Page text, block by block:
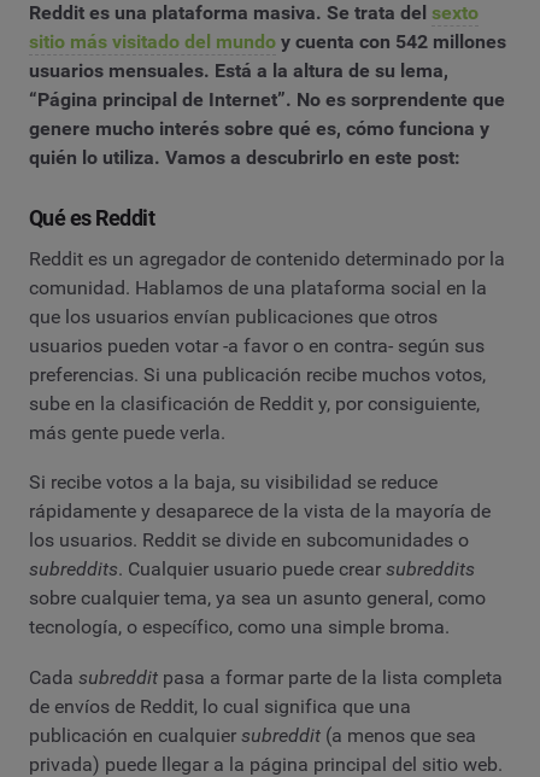
Reddit es una plataforma masiva. Se trata del sexto
sitio más visitado del mundo y cuenta con 542 millones
usuarios mensuales. Está a la altura de su lema,
“Página principal de Internet”. No es sorprendente que
genere mucho interés sobre qué es, cómo funciona y
quién lo utiliza. Vamos a descubrirlo en este post:
Qué es Reddit
Reddit es un agregador de contenido determinado por la
comunidad. Hablamos de una plataforma social en la
que los usuarios envían publicaciones que otros
usuarios pueden votar -a favor o en contra- según sus
preferencias. Si una publicación recibe muchos votos,
sube en la clasificación de Reddit y, por consiguiente,
más gente puede verla.
Si recibe votos a la baja, su visibilidad se reduce
rápidamente y desaparece de la vista de la mayoría de
los usuarios. Reddit se divide en subcomunidades o
subreddits. Cualquier usuario puede crear subreddits
sobre cualquier tema, ya sea un asunto general, como
tecnología, o específico, como una simple broma.
Cada subreddit pasa a formar parte de la lista completa
de envíos de Reddit, lo cual significa que una
publicación en cualquier subreddit (a menos que sea
privada) puede llegar a la página principal del sitio web.